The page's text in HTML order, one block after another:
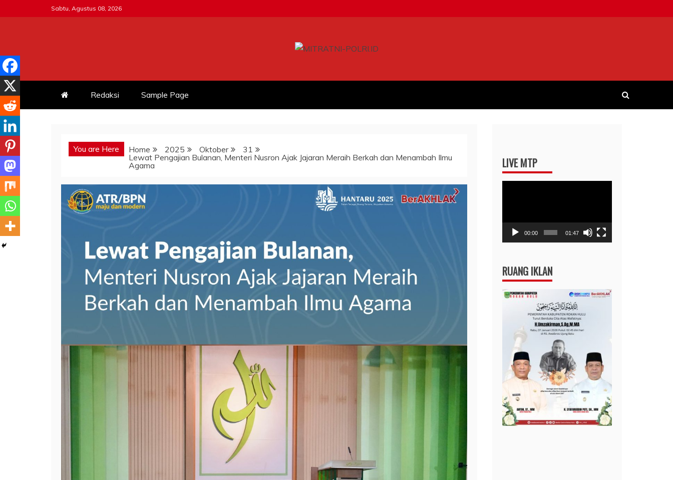
to
Sabtu, Agustus 08, 2026
Redaksi Sample Page
You are Here Home 2025 Oktober
31
Lewat Pengajian Bulanan, Menteri Nusron Ajak Jajaran Meraih Berkah dan Menambah Ilmu
Agama
LIVE MTP
00:00 01:47
RUANG IKLAN